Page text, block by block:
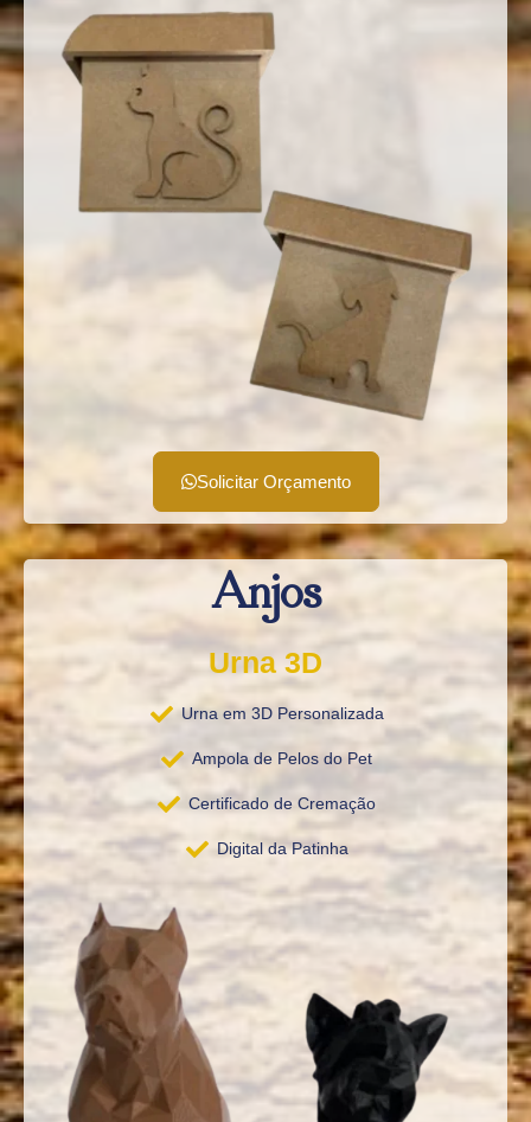
Solicitar Orçamento
Anjos
Urna 3D
Urna em 3D Personalizada
Ampola de Pelos do Pet
Certificado de Cremação
Digital da Patinha